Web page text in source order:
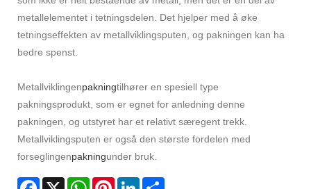
metallelementet i tetningsdelen. Det hjelper med å øke
tetningseffekten av metallviklingsputen, og pakningen kan ha
bedre spenst.
Metallviklingenpakningtilhører en spesiell type
pakningsprodukt, som er egnet for anledning denne
pakningen, og utstyret har et relativt særegent trekk.
Metallviklingsputen er også den største fordelen med
forseglingenpakningunder bruk.
Facebook
X WhatsAppPinterestLinkedIn